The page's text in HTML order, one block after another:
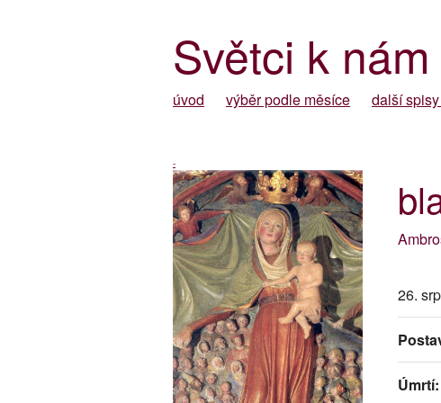
Světci k
úvod výběr podle měsíce další
-
26.
Úmrtí: